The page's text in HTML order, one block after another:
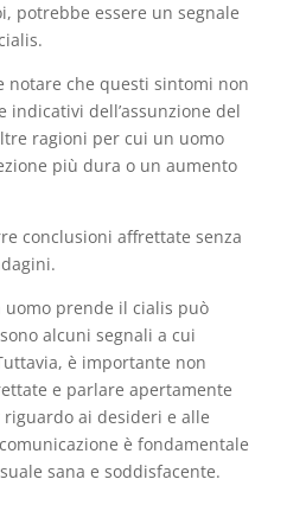
potrebbe essere un segnale
notare che questi sintomi non
indicativi dell’assunzione del
ragioni per cui un uomo
più dura o un aumento
conclusioni affrettate senza
uomo prende il cialis può
alcuni segnali a cui
è importante non
e parlare apertamente
ai desideri e alle
è fondamentale
sana e soddisfacente.